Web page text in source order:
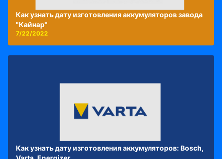
Как узнать дату изготовления аккумуляторов завода
"Кайнар"
7/22/2022
Как узнать дату изготовления аккумуляторов: Bosch,